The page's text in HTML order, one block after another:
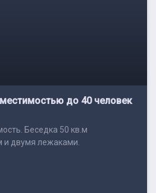
до 40 человек
Беседка 50 кв.м
и двумя лежаками.